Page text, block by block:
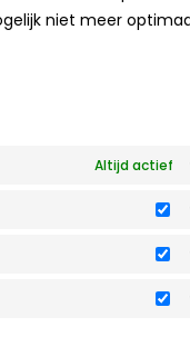
niet meer
Altijd actief